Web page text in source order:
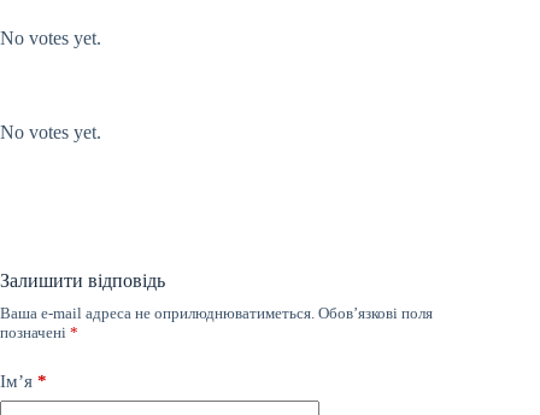
No votes yet.
No votes yet.
Залишити відповідь
Ваша e-mail адреса не оприлюднюватиметься. Обов’язкові поля
позначені *
Ім’я *